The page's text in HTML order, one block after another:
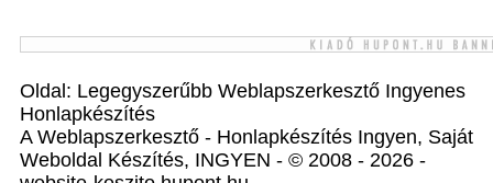
Oldal: Legegyszerűbb Weblapszerkesztő Ingyenes
Honlapkészítés
A Weblapszerkesztő - Honlapkészítés Ingyen, Saját
Weboldal Készítés, INGYEN - © 2008 - 2026 -